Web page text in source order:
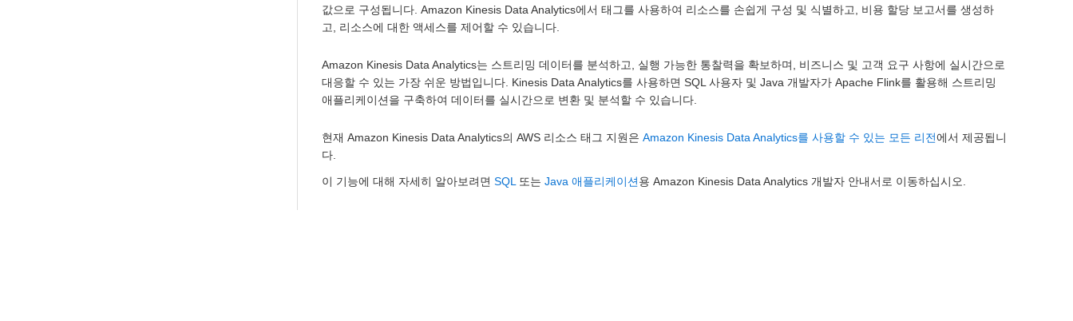
값으로 구성됩니다. Amazon Kinesis Data Analytics에서 태그를 사용하여 리소스를 손쉽게 구성 및 식별하고, 비용 할당 보고서를 생성하
고, 리소스에 대한 액세스를 제어할 수 있습니다.
Amazon Kinesis Data Analytics는 스트리밍 데이터를 분석하고, 실행 가능한 통찰력을 확보하며, 비즈니스 및 고객 요구 사항에 실시간으로
대응할 수 있는 가장 쉬운 방법입니다. Kinesis Data Analytics를 사용하면 SQL 사용자 및 Java 개발자가 Apache Flink를 활용해 스트리밍
애플리케이션을 구축하여 데이터를 실시간으로 변환 및 분석할 수 있습니다.
현재 Amazon Kinesis Data Analytics의 AWS 리소스 태그 지원은 Amazon Kinesis Data Analytics를 사용할 수 있는 모든 리전에서 제공됩니
다.
이 기능에 대해 자세히 알아보려면 SQL또는 Java 애플리케이션용 Amazon Kinesis Data Analytics 개발자 안내서로 이동하십시오.